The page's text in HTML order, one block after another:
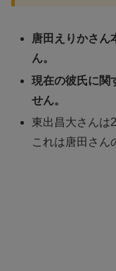
唐田えりかさん
ん。
現在の彼氏に関
せん。
東出昌大さんは
これは唐田さん